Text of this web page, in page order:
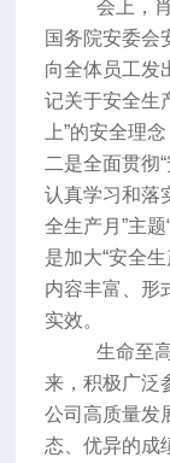
会上，
国务院安委会
向全体员工发
记关于安全生
上”的安全理
二是全面贯彻“
认真学习和落
全生产月”主题
是加大“安全
内容丰富、形
实效。
生命至
来，积极广泛
公司高质量发
态、优异的成